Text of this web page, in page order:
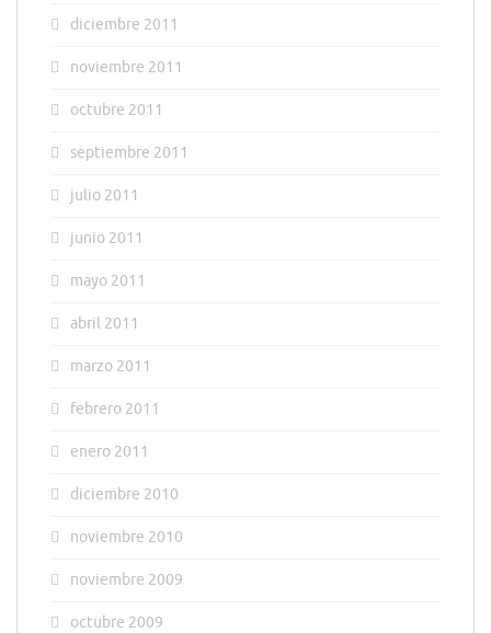
diciembre 2011
noviembre 2011
octubre 2011
septiembre 2011
julio 2011
junio 2011
mayo 2011
abril 2011
marzo 2011
febrero 2011
enero 2011
diciembre 2010
noviembre 2010
noviembre 2009
octubre 2009